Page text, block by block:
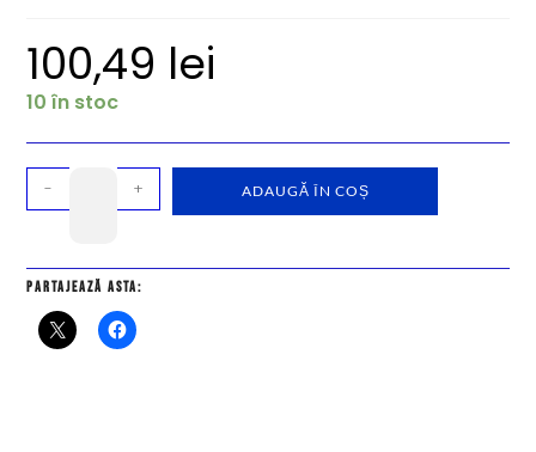
100,49 lei
10 în stoc
- + ADAUGĂ ÎN COȘ
Partajează asta: